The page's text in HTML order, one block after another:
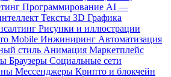
Программирование AI —
Тексты 3D Графика
Рисунки и иллюстрации
Mobile Инжиниринг Автоматизация
стиль Анимация Маркетплейс
Браузеры Социальные сети
Мессенджеры Крипто и блокчейн